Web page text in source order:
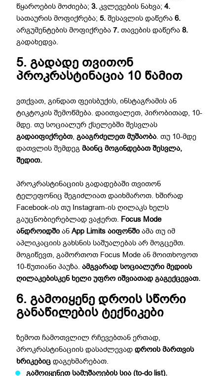
წყაროების მოძიება; 3. კვლევების ნახვა; 4.
სათაურის მოფიქრება; 5. შესავლის დაწერა 6.
არგუმენტების მოფიქრება 7. თავების დაწერა 8.
გადახედვა.
5. გადადე თვითონ
პროკრასტინაცია 10 წამით
ვთქვათ, გინდათ ფეისბუქის, ინსტაგრამის ან
ტიკტოკის შემოწმება. დაითვალეთ, პირობითად, 10-
მდე. თუ სოციალურ ქსელებში შესვლას
გადაიფიქრებთ, გააგრძელეთ მუშაობა. თუ 10-მდე
დათვლის შემდეგ მაინც მოგინდებათ შესვლა,
შედით.
პროკრასტინაციის გადადებაში თვითონ
ტელეფონიც შეგიძლიათ დაიხმაროთ. ხშირად
Facebook-ის თუ Instagram-ის ღილაკს ხელს
გაუცნობიერებლად ვაჭერთ. Focus Mode
ანდროიდში ან App Limits აიფონში ამა თუ იმ
აპლიკაციის გახსნის საშუალებას არ მოგცემთ.
მოგიწევთ, გამორთოთ Focus Mode ან მოითხოვოთ
10-წუთიანი პაუზა. ამგვარად სოციალური მედიის
ღილაკებისკენ ხელი უფრო იშვიათად გაგექცევათ.
6. გამოიყენე დროის სწორი
განაწილების ტექნიკები
ზემოთ ჩამოთვლილ რჩევებთან ერთად,
პროკრასტინაციის დასაძლევად დროის მართვის
ხრიკებიც დაგეხმარებათ.
გამოიყენეთ სამუშაოების სია (to-do list).